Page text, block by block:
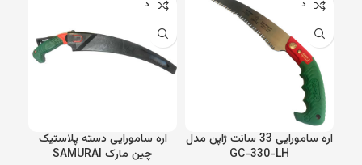
ناموجود
اره سامورایی 33 سانت ژاپن مدل
GC-330-LH
ناموجود
اره سامورایی دسته پلاستیک
چین مارک SAMURAI